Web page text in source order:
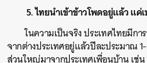
5. ไทยนำเข้าข้าวโพดอยู่แล้ว แ
ในความเป็นจริง ประเทศไทยมีกา
จากต่างประเทศอยู่แล้วปีละประมาณ
ส่วนใหญ่มาจากประเทศเพื่อนบ้าน เช่
SHARE TWEET LINE